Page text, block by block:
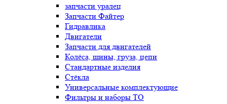
запчасти уралец
Запчасти Файтер
Гидравлика
Двигатели
Запчасти для двигателей
Колёса, шины, груза, цепи
Стандартные изделия
Стёкла
Универсальные комплектующие
Фильтры и наборы ТО